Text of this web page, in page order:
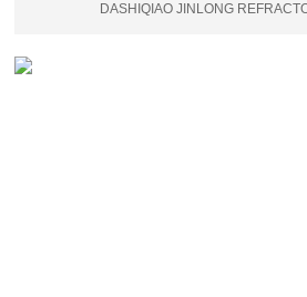
DASHIQIAO JINLONG